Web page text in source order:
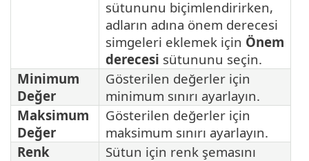
sütununu biçimlendirirken,
adların adına önem derecesi
simgeleri eklemek için Önem
derecesi sütununu seçin.
Minimum
Değer
Gösterilen değerler için
minimum sınırı ayarlayın.
Maksimum
Değer
Gösterilen değerler için
maksimum sınırı ayarlayın.
Renk
Sütun için renk şemasını